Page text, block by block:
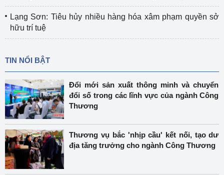
Lạng Sơn: Tiêu hủy nhiều hàng hóa xâm phạm quyền sở
hữu trí tuệ
TIN NỔI BẬT
Đổi mới sản xuất thông minh và chuyển
đổi số trong các lĩnh vực của ngành Công
Thương
Thương vụ bắc 'nhịp cầu' kết nối, tạo dư
địa tăng trưởng cho ngành Công Thương